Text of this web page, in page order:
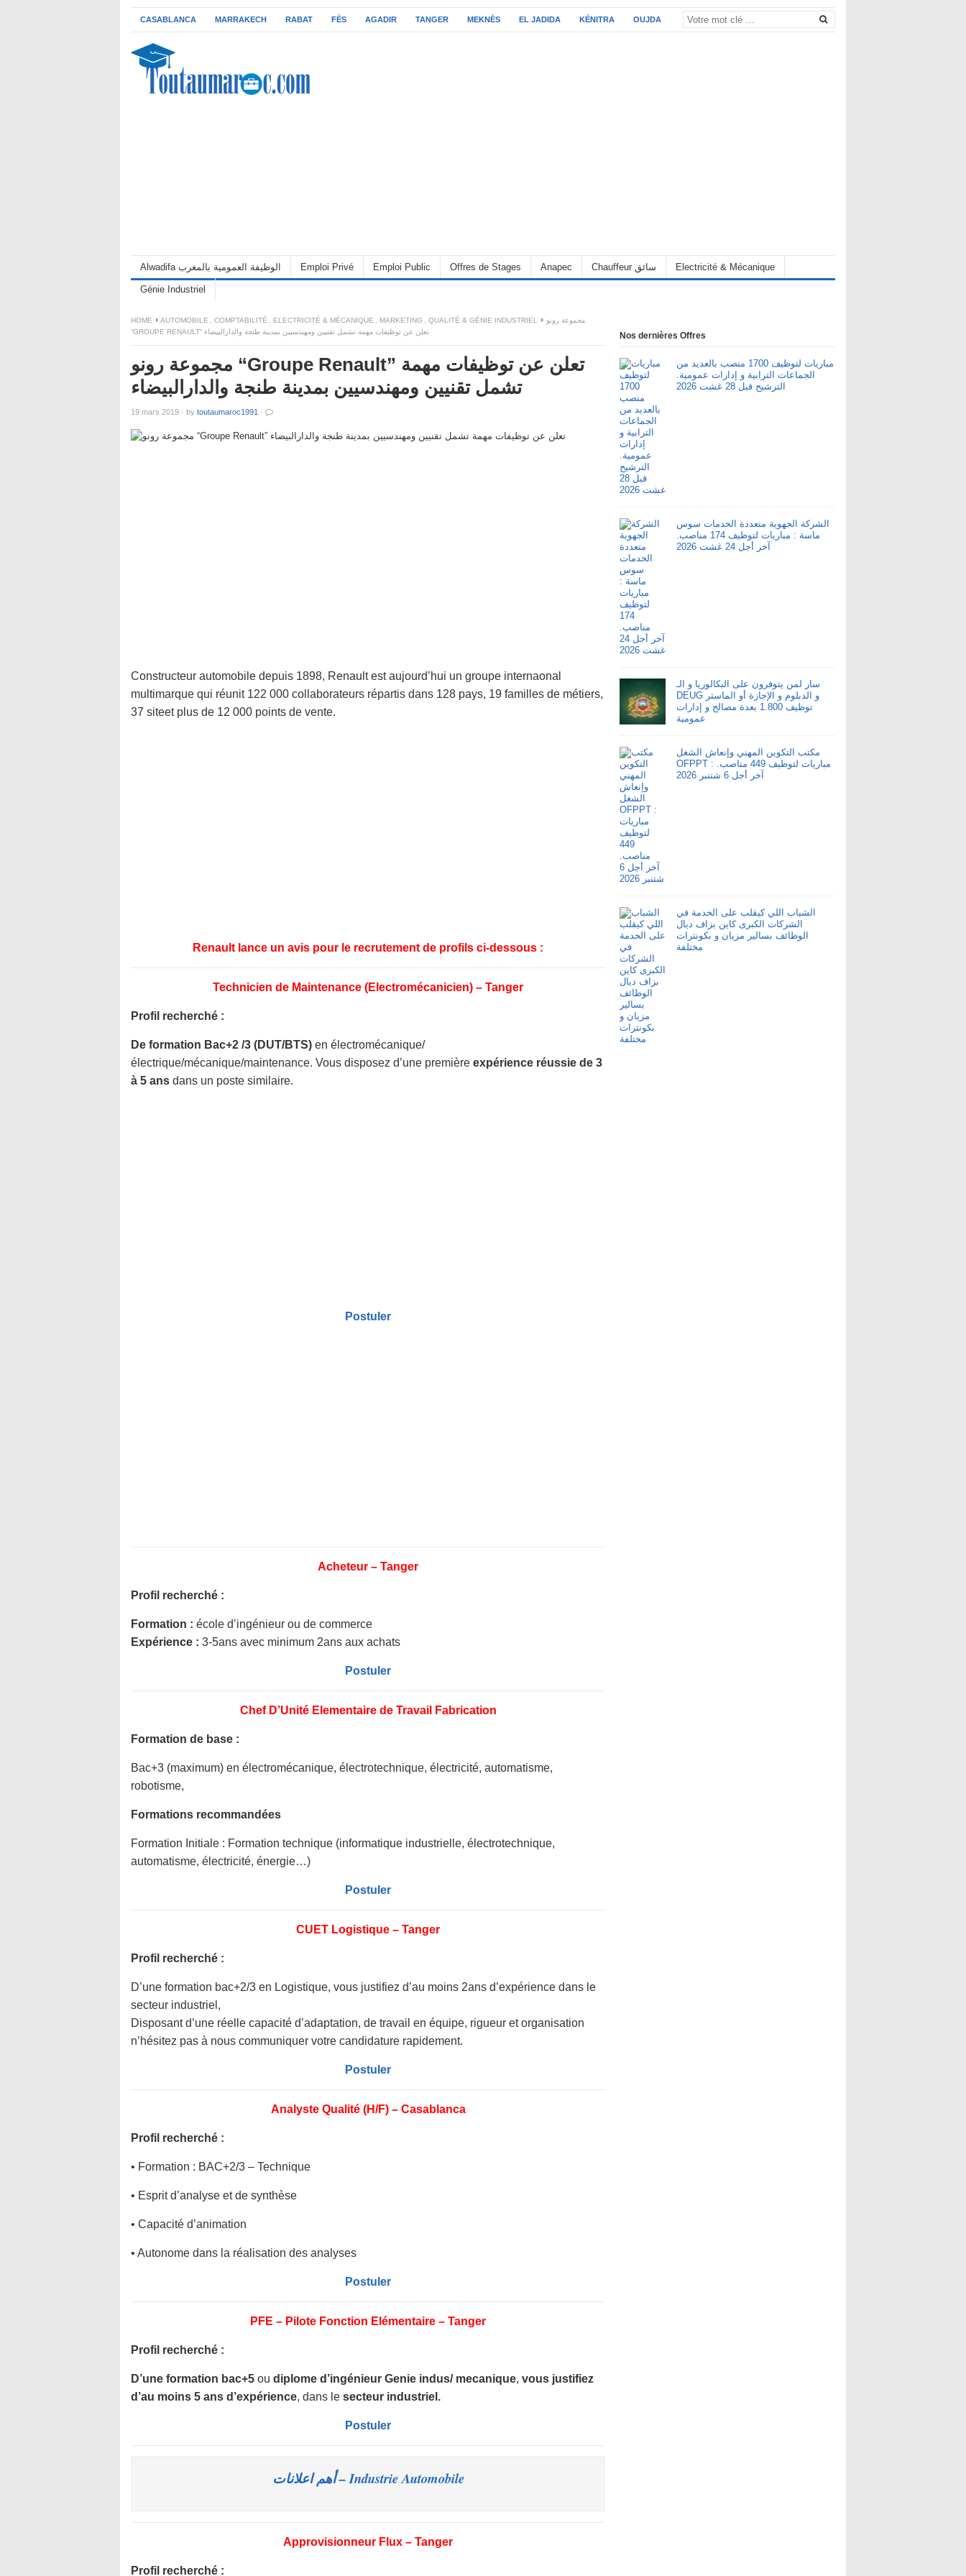
CASABLANCA MARRAKECH RABAT FÈS AGADIR TANGER MEKNÈS EL JADIDA KÉNITRA OUJDA
Alwadifa الوظيفة العمومية بالمغرب Emploi Privé Emploi Public Offres de Stages Anapec Chauffeur سائق Electricité & Mécanique
Génie Industriel
HOME AUTOMOBILE COMPTABILITÉ ELECTRICITÉ & MÉCANIQUE MARKETING QUALITÉ & GÉNIE INDUSTRIEL
مجموعة رونو
“GROUPE RENAULT” تعلن عن توظيفات مهمة تشمل تقنيين ومهندسيين بمدينة طنجة والدارالبيضاء
مجموعة رونو “Groupe Renault” تعلن عن توظيفات مهمة
تشمل تقنيين ومهندسيين بمدينة طنجة والدارالبيضاء
19 mars 2019 · by toutaumaroc1991 ·
Constructeur automobile depuis 1898, Renault est aujourd’hui un groupe internaonal
multimarque qui réunit 122 000 collaborateurs répartis dans 128 pays, 19 familles de métiers,
37 siteet plus de 12 000 points de vente.
Renault lance un avis pour le recrutement de profils ci-dessous :
Technicien de Maintenance (Electromécanicien) – Tanger
Profil recherché :
De formation Bac+2 /3 (DUT/BTS) en électromécanique/
électrique/mécanique/maintenance. Vous disposez d’une première expérience réussie de 3
à 5 ans dans un poste similaire.
Postuler
Acheteur – Tanger
Profil recherché :
Formation : école d’ingénieur ou de commerce
Expérience : 3-5ans avec minimum 2ans aux achats
Postuler
Chef D’Unité Elementaire de Travail Fabrication
Formation de base :
Bac+3 (maximum) en électromécanique, électrotechnique, électricité, automatisme,
robotisme,
Formations recommandées
Formation Initiale : Formation technique (informatique industrielle, électrotechnique,
automatisme, électricité, énergie…)
Postuler
CUET Logistique – Tanger
Profil recherché :
D’une formation bac+2/3 en Logistique, vous justifiez d’au moins 2ans d’expérience dans le
secteur industriel,
Disposant d’une réelle capacité d’adaptation, de travail en équipe, rigueur et organisation
n’hésitez pas à nous communiquer votre candidature rapidement.
Postuler
Analyste Qualité (H/F) – Casablanca
Profil recherché :
• Formation : BAC+2/3 – Technique
• Esprit d’analyse et de synthèse
• Capacité d’animation
• Autonome dans la réalisation des analyses
Postuler
PFE – Pilote Fonction Elémentaire – Tanger
Profil recherché :
D’une formation bac+5 ou diplome d’ingénieur Genie indus/ mecanique, vous justifiez
d’au moins 5 ans d’expérience, dans le secteur industriel.
Postuler
Industrie Automobile – أهم اعلانات
Approvisionneur Flux – Tanger
Profil recherché :
Nos dernières Offres
مباريات لتوظيف 1700 منصب بالعديد من
الجماعات الترابية و إدارات عمومية.
الترشيح قبل 28 غشت 2026
الشركة الجهوية متعددة الخدمات سوس
ماسة : مباريات لتوظيف 174 مناصب.
آخر أجل 24 غشت 2026
سار لمن يتوفرون على البكالوريا و الـ
DEUG و الدبلوم و الإجازة أو الماستر
توظيف 1.800 بعدة مصالح و إدارات
عمومية
مكتب التكوين المهني وإنعاش الشغل
OFPPT : مباريات لتوظيف 449 مناصب.
آخر أجل 6 شتنبر 2026
الشباب اللي كيقلب على الخدمة في
الشركات الكبرى كاين بزاف ديال
الوظائف بسالير مزيان و بكونترات
مختلفة